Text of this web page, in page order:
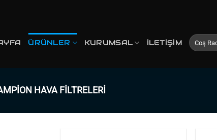
ÜRÜNLER KURUMSAL İLETIŞIM Ara:
HAVA FILTRELERI